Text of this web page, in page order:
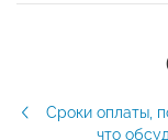
Сроки оплаты,
что